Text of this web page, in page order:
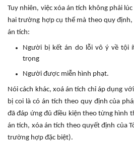
Tuy nhiên, việc xóa án tích không phải
hai trường hợp cụ thể mà theo quy
án tích:
Người bị kết án do lỗi vô ý về tội
trọng
Người được miễn hình phạt.
Nói cách khác, xoá án tích chỉ áp dụng
bị coi là có án tích theo quy định của
đã đáp ứng đủ điều kiện theo từng hình
án tích, xóa án tích theo quyết định của
trường hợp đặc biệt).